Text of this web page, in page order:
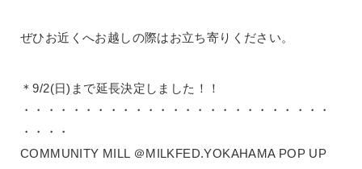
ぜひお近くへお越しの際はお立ち寄りください。
＊9/2(日)まで延長決定しました！！
・・・・・・・・・・・・・・・・・・・・・・・・・
・・・・
COMMUNITY MILL ＠MILKFED.YOKAHAMA POP UP